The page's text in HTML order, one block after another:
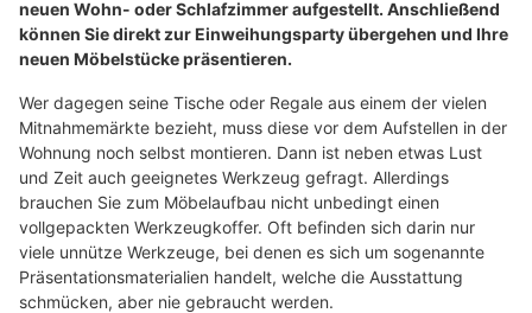
neuen Wohn- oder Schlafzimmer aufgestellt. Anschließend
können Sie direkt zur Einweihungsparty übergehen und Ihre
neuen Möbelstücke präsentieren.
Wer dagegen seine Tische oder Regale aus einem der vielen
Mitnahmemärkte bezieht, muss diese vor dem Aufstellen in der
Wohnung noch selbst montieren. Dann ist neben etwas Lust
und Zeit auch geeignetes Werkzeug gefragt. Allerdings
brauchen Sie zum Möbelaufbau nicht unbedingt einen
vollgepackten Werkzeugkoffer. Oft befinden sich darin nur
viele unnütze Werkzeuge, bei denen es sich um sogenannte
Präsentationsmaterialien handelt, welche die Ausstattung
schmücken, aber nie gebraucht werden.